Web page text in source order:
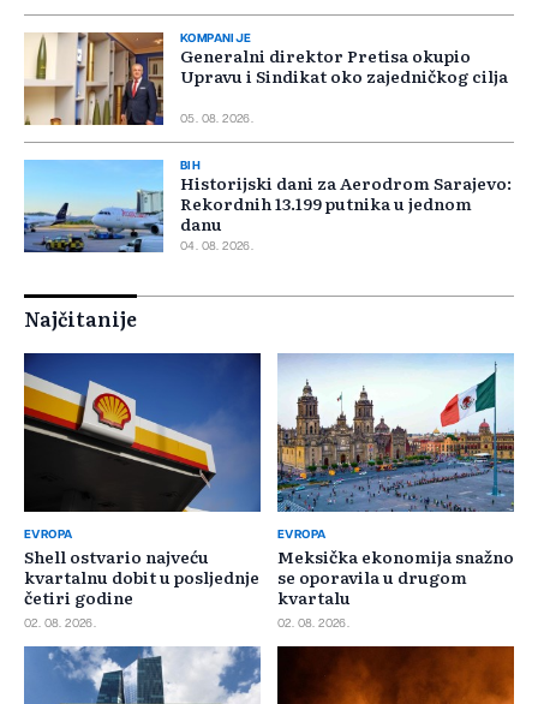
KOMPANIJE
Generalni direktor Pretisa okupio
Upravu i Sindikat oko zajedničkog cilja
05. 08. 2026.
BIH
Historijski dani za Aerodrom Sarajevo:
Rekordnih 13.199 putnika u jednom
danu
04. 08. 2026.
Najčitanije
EVROPA
Shell ostvario najveću
kvartalnu dobit u posljednje
četiri godine
02. 08. 2026.
EVROPA
Meksička ekonomija snažno
se oporavila u drugom
kvartalu
02. 08. 2026.